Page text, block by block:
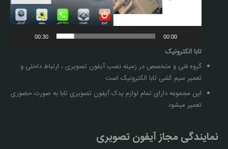
00:00
00:30
تابا الکترونیک
گروه فنی و متخصص در زمینه نصب آیفون تصویری ، ارتباط داخلی و
تعمیر سیم کشی تابا الکترونیک است .
این مجموعه دارای تمام لوازم یدک آیفون تصویری تابا به صورت حضوری
تعمیر میشود.
نمایندگی مجاز آیفون تصویری